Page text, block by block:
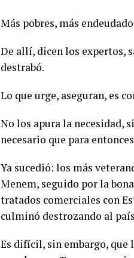
Más pobres, más
De allí, dicen los expertos,
destrabó.
Lo que urge, aseguran, es
No los apura la necesidad,
necesario que para
Ya sucedió: los más
Menem, seguido por la
tratados comerciales con
culminó destrozando al
Es difícil, sin embargo, que